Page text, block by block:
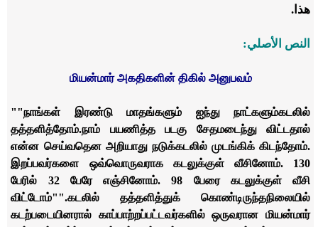
هذا.
النص الأصلي:
மியன்மார் அகதிகளின் திகில் அனுபவம்
""நாங்கள் இரண்டு மாதங்களும் ஐந்து நாட்களும்கடலில்
தத்தளித்தோம்.நாம் பயணித்த படகு சேதமடைந்து விட்டதால்
என்ன செய்வதென அறியாது நடுக்கடலில் முடங்கிக் கிடந்தோம்.
இறப்பவர்களை ஒவ்வொருவராக கடலுக்குள் வீசினோம். 130
பேரில் 32 பேரே எஞ்சினோம். 98 பேரை கடலுக்குள் வீசி
விட்டோம்"".கடலில் தத்தளித்துக் கொண்டிருந்தநிலையில்
கடற்படையினரால் காப்பாற்றப்பட்டவர்களில் ஒருவரான மியன்மார்